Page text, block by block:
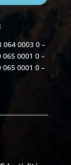
064 0003 0 –
065 0001 0 –
065 0001 0 –